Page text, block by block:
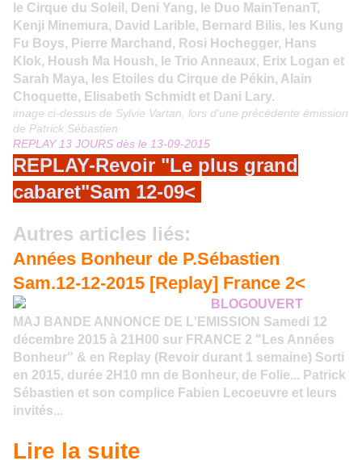
le Cirque du Soleil, Deni Yang, le Duo MainTenanT,
Kenji Minemura, David Larible, Bernard Bilis, les Kung
Fu Boys, Pierre Marchand, Rosi Hochegger, Hans
Klok, Housh Ma Housh, le Trio Anneaux, Erix Logan et
Sarah Maya, les Etoiles du Cirque de Pékin, Alain
Choquette, Elisabeth Schmidt et Dani Lary.
image ci-dessus de Sylvie Vartan, lors d'une précédente émission
de Patrick Sébastien
REPLAY 13 JOURS dès le 13-09-2015
REPLAY-Revoir "Le plus grand
cabaret"Sam 12-09<
Autres articles liés:
Années Bonheur de P.Sébastien
Sam.12-12-2015 [Replay] France 2<
BLOGOUVERT
MAJ BANDE ANNONCE DE L'EMISSION Samedi 12
décembre 2015 à 21H00 sur FRANCE 2 "Les Années
Bonheur" & en Replay (Revoir durant 1 semaine) Sorti
en 2015, durée 2H10 mn de Bonheur, de Folie... Patrick
Sébastien et son complice Fabien Lecoeuvre et leurs
invités...
Lire la suite